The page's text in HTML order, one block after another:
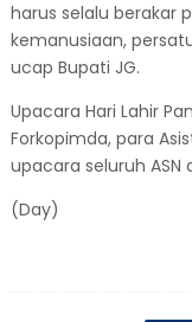
harus selalu berakar
kemanusiaan,
ucap Bupati JG.
Upacara Hari Lahir
Forkopimda, para
upacara seluruh ASN
(Day)